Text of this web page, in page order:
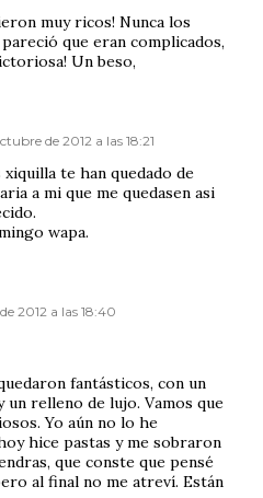
muy ricos! Nunca los
que eran complicados,
Un beso,
de 2012 a las 18:21
te han quedado de
a mi que me quedasen asi
wapa.
2012 a las 18:40
fantásticos, con un
relleno de lujo. Vamos que
Yo aún no lo he
hice pastas y me sobraron
que conste que pensé
al final no me atreví. Están